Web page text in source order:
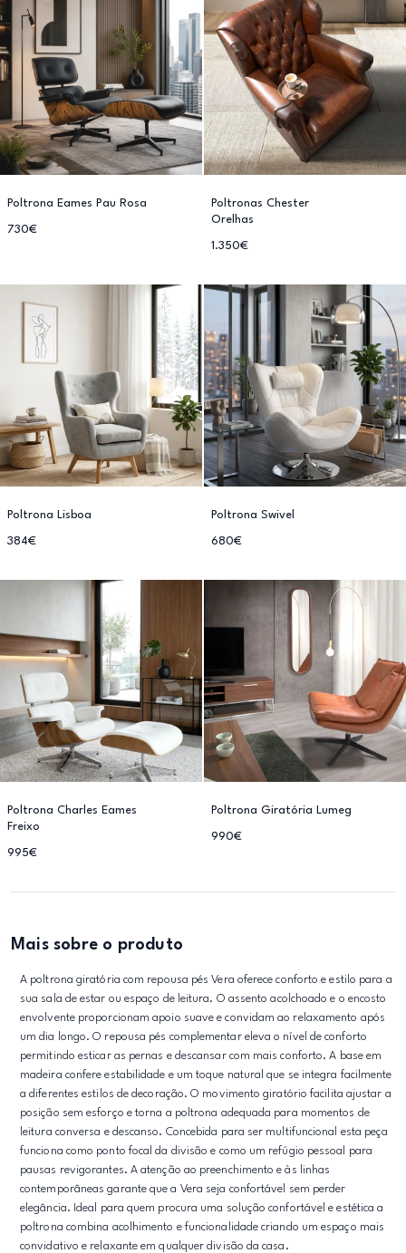
Poltrona Eames Pau Rosa
730€
Poltronas Chester
Orelhas
1.350€
Poltrona Lisboa
384€
Poltrona Swivel
680€
Poltrona Charles Eames
Freixo
995€
Poltrona Giratória Lumeg
990€
Mais sobre o produto
A poltrona giratória com repousa pés Vera oferece conforto e estilo para a
sua sala de estar ou espaço de leitura. O assento acolchoado e o encosto
envolvente proporcionam apoio suave e convidam ao relaxamento após
um dia longo. O repousa pés complementar eleva o nível de conforto
permitindo esticar as pernas e descansar com mais conforto. A base em
madeira confere estabilidade e um toque natural que se integra facilmente
a diferentes estilos de decoração. O movimento giratório facilita ajustar a
posição sem esforço e torna a poltrona adequada para momentos de
leitura conversa e descanso. Concebida para ser multifuncional esta peça
funciona como ponto focal da divisão e como um refúgio pessoal para
pausas revigorantes. A atenção ao preenchimento e às linhas
contemporâneas garante que a Vera seja confortável sem perder
elegância. Ideal para quem procura uma solução confortável e estética a
poltrona combina acolhimento e funcionalidade criando um espaço mais
convidativo e relaxante em qualquer divisão da casa.